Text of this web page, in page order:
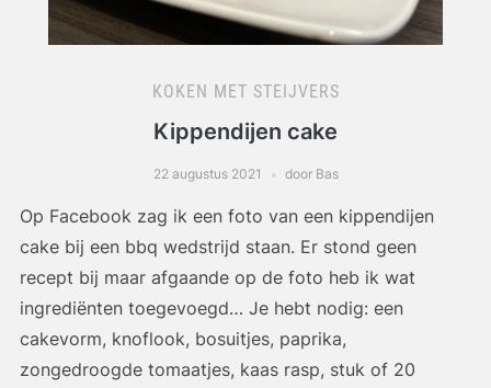
KOKEN MET STEIJVERS
Kippendijen cake
22 augustus 2021 door Bas
Op Facebook zag ik een foto van een kippendijen
cake bij een bbq wedstrijd staan. Er stond geen
recept bij maar afgaande op de foto heb ik wat
ingrediënten toegevoegd… Je hebt nodig: een
cakevorm, knoflook, bosuitjes, paprika,
zongedroogde tomaatjes, kaas rasp, stuk of 20